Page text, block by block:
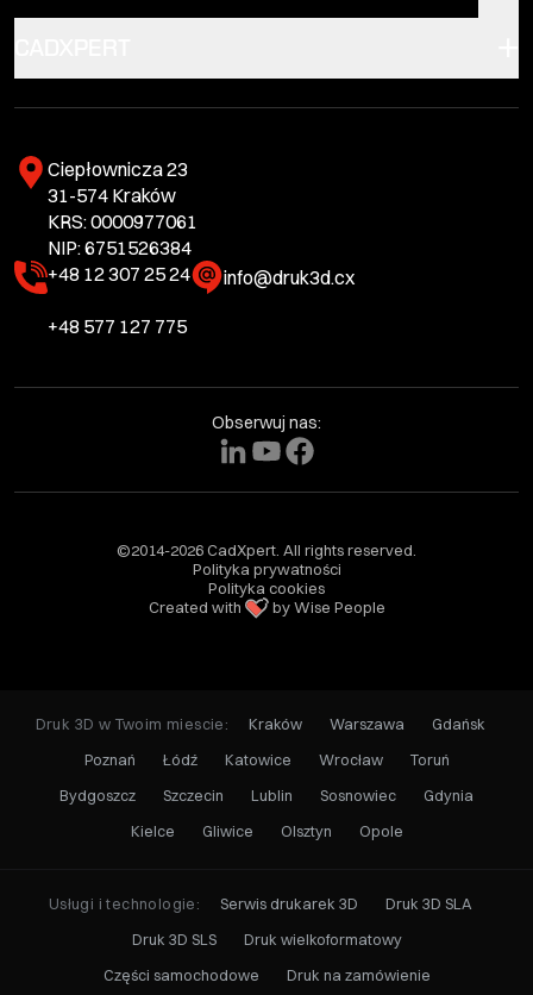
Ciepłownicza 23
31-574 Kraków
KRS: 0000977061
NIP: 6751526384
+48 12 307 25 24
+48 577 127 775
info@druk3d.cx
Obserwuj nas:
©2014-2026 CadXpert. All rights reserved.
Polityka prywatności
Polityka cookies
Created with
by Wise People
Druk 3D w Twoim miescie: Kraków Warszawa
Gdańsk
Poznań
Łódź Katowice Wrocław
Toruń
Bydgoszcz
Szczecin Lublin Sosnowiec
Gdynia
Kielce
Gliwice Olsztyn Opole
Usługi i technologie: Serwis drukarek 3D
Druk 3D SLA
Druk 3D SLS
Druk wielkoformatowy
Części samochodowe
Druk na zamówienie